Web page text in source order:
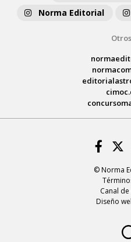
Norma Editorial
© Norma
Canal
Diseño